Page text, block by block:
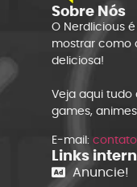
Sobre Nós
O Nerdlicious
mostrar como
deliciosa!
Veja aqui tudo
games,
E-mail:
Links
Anuncie!